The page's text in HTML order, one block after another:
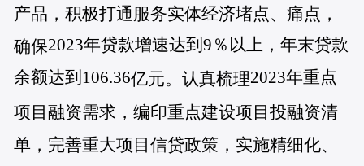
产品，积极打通服务实体经济堵点、痛点，
确保2023年贷款增速达到9％以上，年末贷款
余额达到106.36亿元。认真梳理2023年重点
项目融资需求，编印重点建设项目投融资清
单，完善重大项目信贷政策，实施精细化、